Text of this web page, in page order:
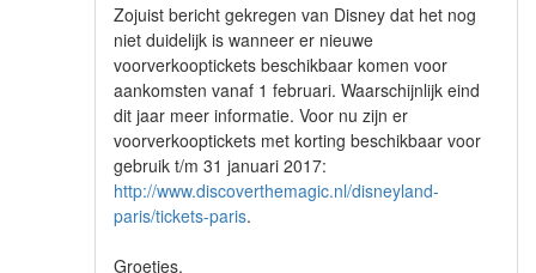
Zojuist bericht gekregen van Disney dat het nog
niet duidelijk is wanneer er nieuwe
voorverkooptickets beschikbaar komen voor
aankomsten vanaf 1 februari. Waarschijnlijk eind
dit jaar meer informatie. Voor nu zijn er
voorverkooptickets met korting beschikbaar voor
gebruik t/m 31 januari 2017:
http://www.discoverthemagic.nl/disneyland-
paris/tickets-paris.
Groetjes,